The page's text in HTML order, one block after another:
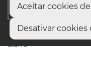
Aceitar cookies
Desativar cookies
Início
Obra de requalificação
Barro